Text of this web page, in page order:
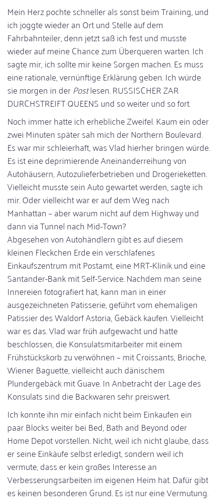
Mein Herz pochte schneller als sonst beim Training, und
ich joggte wieder an Ort und Stelle auf dem
Fahrbahnteiler, denn jetzt saß ich fest und musste
wieder auf meine Chance zum Überqueren warten. Ich
sagte mir, ich sollte mir keine Sorgen machen. Es muss
eine rationale, vernünftige Erklärung geben. Ich würde
sie morgen in derPostlesen. RUSSISCHER ZAR
DURCHSTREIFT QUEENS und so weiter und so fort.
Noch immer hatte ich erhebliche Zweifel. Kaum ein oder
zwei Minuten später sah mich der Northern Boulevard.
Es war mir schleierhaft, was Vlad hierher bringen würde.
Es ist eine deprimierende Aneinanderreihung von
Autohäusern, Autozulieferbetrieben und Drogerieketten.
Vielleicht musste sein Auto gewartet werden, sagte ich
mir. Oder vielleicht war er auf dem Weg nach
Manhattan – aber warum nicht auf dem Highway und
dann via Tunnel nach Mid-Town?
Abgesehen von Autohändlern gibt es auf diesem
kleinen Fleckchen Erde ein verschlafenes
Einkaufszentrum mit Postamt, eine MRT-Klinik und eine
Santander-Bank mit Self-Service. Nachdem man seine
Innereien fotografiert hat, kann man in einer
ausgezeichneten Patisserie, geführt vom ehemaligen
Patissier des Waldorf Astoria, Gebäck kaufen. Vielleicht
war es das. Vlad war früh aufgewacht und hatte
beschlossen, die Konsulatsmitarbeiter mit einem
Frühstückskorb zu verwöhnen – mit Croissants, Brioche,
Wiener Baguette, vielleicht auch dänischem
Plundergebäck mit Guave. In Anbetracht der Lage des
Konsulats sind die Backwaren sehr preiswert.
Ich konnte ihn mir einfach nicht beim Einkaufen ein
paar Blocks weiter bei Bed, Bath and Beyond oder
Home Depot vorstellen. Nicht, weil ich nicht glaube, dass
er seine Einkäufe selbst erledigt, sondern weil ich
vermute, dass er kein großes Interesse an
Verbesserungsarbeiten im eigenen Heim hat. Dafür gibt
es keinen besonderen Grund. Es ist nur eine Vermutung.